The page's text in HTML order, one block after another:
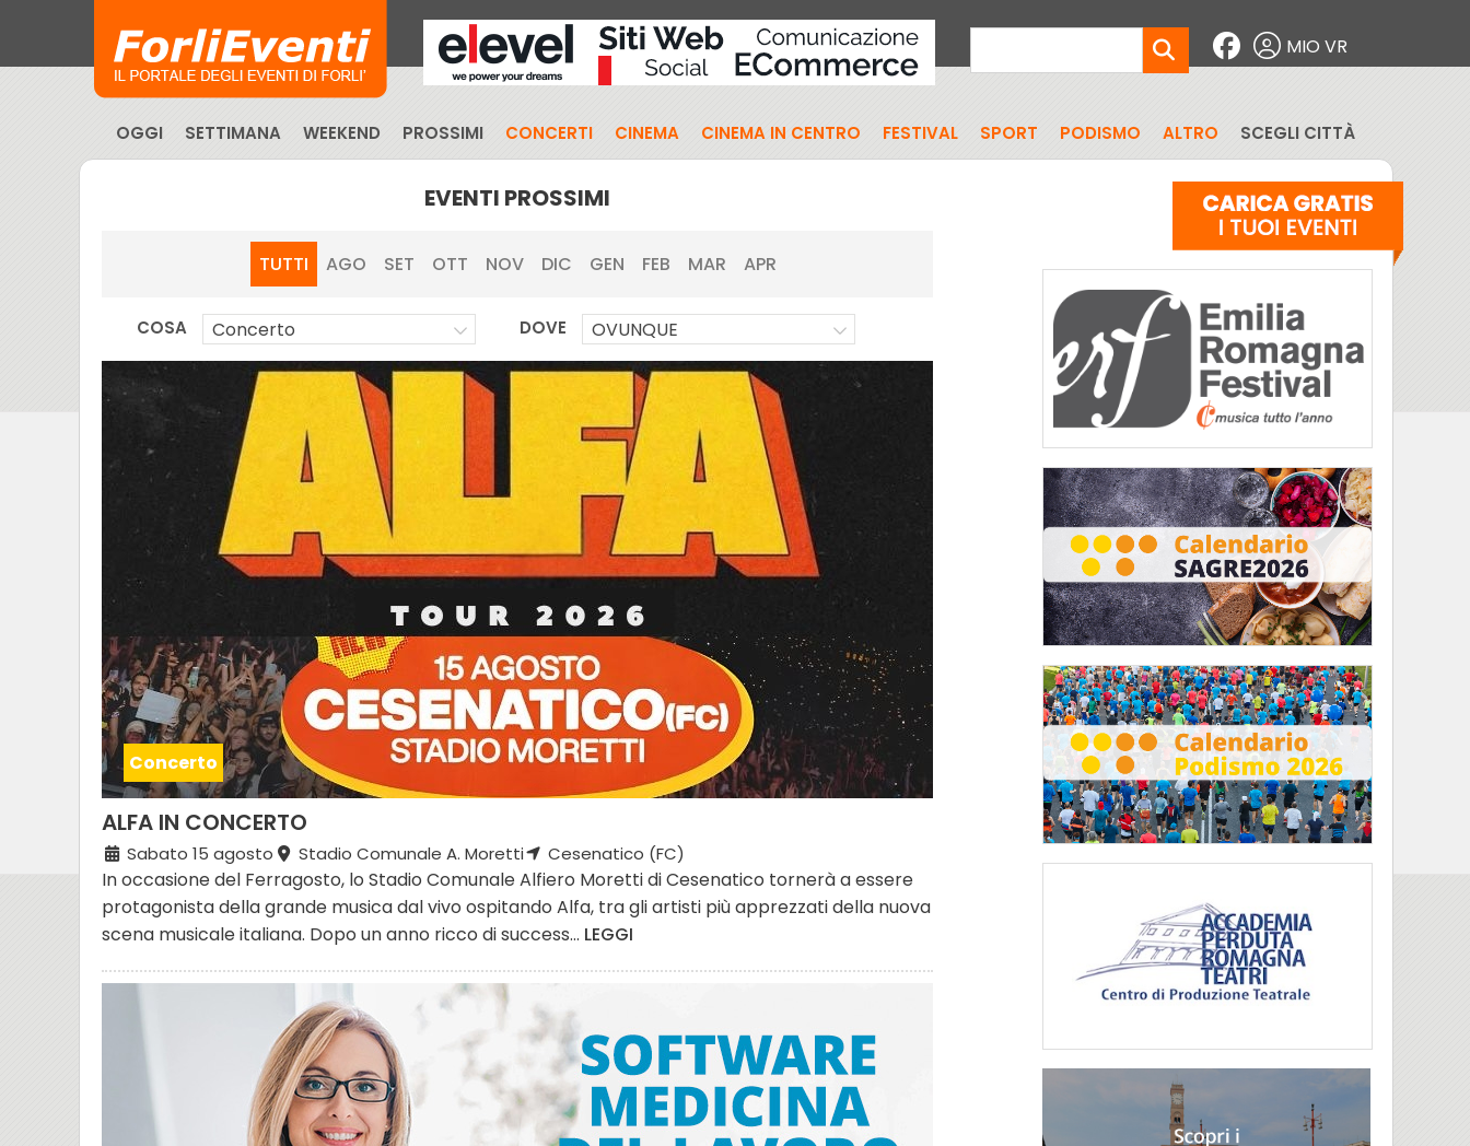
MIO VR
OGGI SETTIMANA WEEKEND PROSSIMI CONCERTI CINEMA CINEMA IN CENTRO FESTIVAL SPORT PODISMO ALTRO SCEGLI CITTÀ
EVENTI PROSSIMI
TUTTI AGO SET OTT NOV DIC GEN FEB MAR APR
COSA Concerto DOVE OVUNQUE
Concerto
ALFA IN CONCERTO
Sabato 15 agosto Stadio Comunale A. Moretti Cesenatico (FC)
In occasione del Ferragosto, lo Stadio Comunale Alfiero Moretti di Cesenatico tornerà a essere
protagonista della grande musica dal vivo ospitando Alfa, tra gli artisti più apprezzati della nuova
scena musicale italiana. Dopo un anno ricco di success... LEGGI